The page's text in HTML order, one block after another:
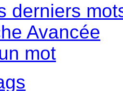
derniers
Avancée
mot